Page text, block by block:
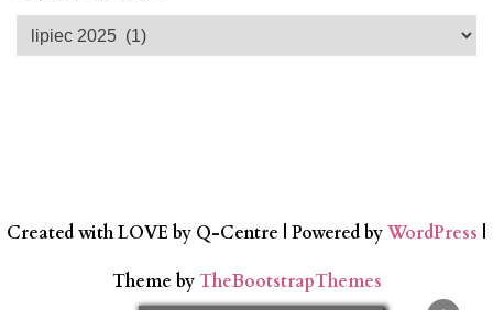
Archiwum
Created with LOVE by Q-Centre | Powered byWordPress |
Theme byTheBootstrapThemes